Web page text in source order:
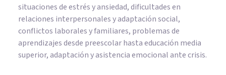
situaciones de estrés y ansiedad, dificultades en
relaciones interpersonales y adaptación social,
conflictos laborales y familiares, problemas de
aprendizajes desde preescolar hasta educación media
superior, adaptación y asistencia emocional ante crisis.